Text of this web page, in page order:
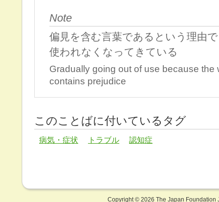
Note
偏見を含む言葉であるという理由
使われなくなってきている
Gradually going out of use because the
contains prejudice
このことばに付いているタグ
病気・症状 トラブル 認知症
Copyright © 2026 The Japan Foundation